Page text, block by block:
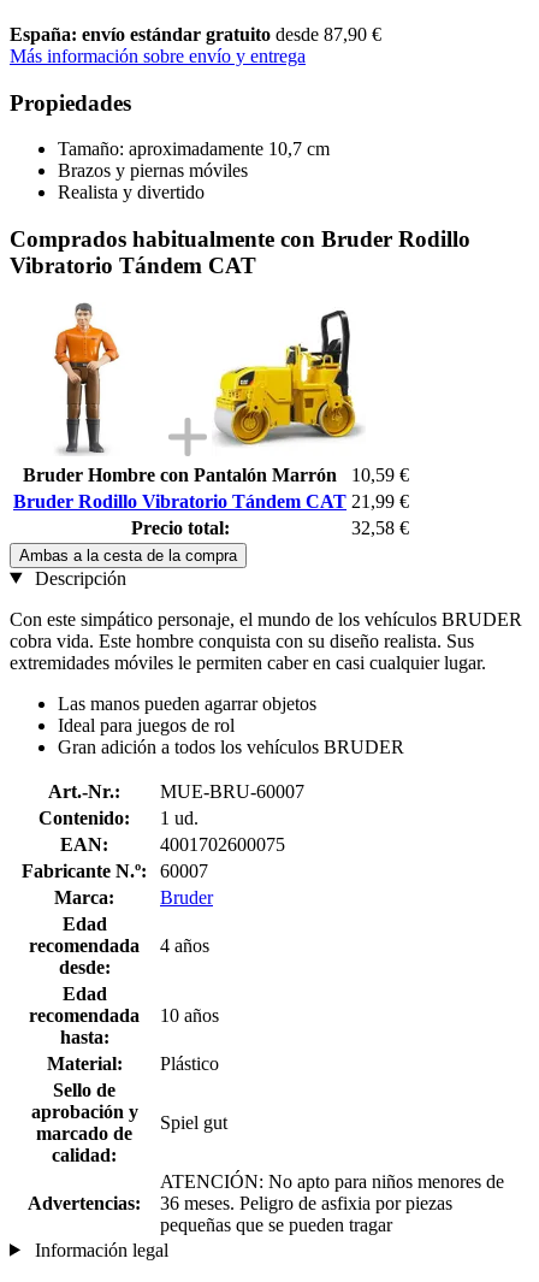
España: envío estándar gratuito desde 87,90 €
Más información sobre envío y entrega
Propiedades
Tamaño: aproximadamente 10,7 cm
Brazos y piernas móviles
Realista y divertido
Comprados habitualmente con Bruder Rodillo
Vibratorio Tándem CAT
Bruder Hombre con Pantalón Marrón
10,59 €
Bruder Rodillo Vibratorio Tándem CAT 21,99 €
Precio total:
32,58 €
Ambas a la cesta de la compra
Descripción
Con este simpático personaje, el mundo de los vehículos BRUDER
cobra vida. Este hombre conquista con su diseño realista. Sus
extremidades móviles le permiten caber en casi cualquier lugar.
Las manos pueden agarrar objetos
Ideal para juegos de rol
Gran adición a todos los vehículos BRUDER
Art.-Nr.:
MUE-BRU-60007
Contenido:
1 ud.
EAN:
4001702600075
Fabricante N.º:
60007
Marca:
Bruder
Edad
recomendada
desde:
4 años
Edad
recomendada
hasta:
10 años
Material:
Plástico
Sello de
aprobación y
marcado de
calidad:
Spiel gut
Advertencias:
ATENCIÓN: No apto para niños menores de
36 meses. Peligro de asfixia por piezas
pequeñas que se pueden tragar
Información legal